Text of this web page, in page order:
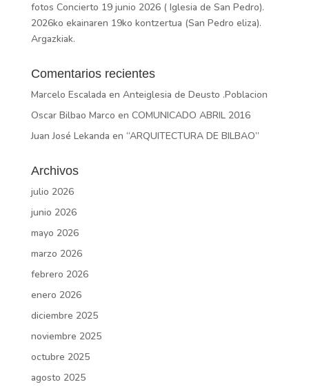
fotos Concierto 19 junio 2026 ( Iglesia de San Pedro).
2026ko ekainaren 19ko kontzertua (San Pedro eliza).
Argazkiak.
Comentarios recientes
Marcelo Escalada en Anteiglesia de Deusto .Poblacion
Oscar Bilbao Marco en COMUNICADO ABRIL 2016
Juan José Lekanda en “ARQUITECTURA DE BILBAO”
Archivos
julio 2026
junio 2026
mayo 2026
marzo 2026
febrero 2026
enero 2026
diciembre 2025
noviembre 2025
octubre 2025
agosto 2025